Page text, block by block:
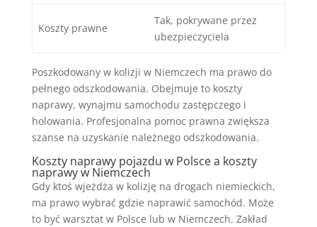
Koszty prawne
Tak, pokrywane przez
ubezpieczyciela
Poszkodowany w kolizji w Niemczech ma prawo do
pełnego odszkodowania. Obejmuje to koszty
naprawy, wynajmu samochodu zastępczego i
holowania. Profesjonalna pomoc prawna zwiększa
szanse na uzyskanie należnego odszkodowania.
Koszty naprawy pojazdu w Polsce a koszty
naprawy w Niemczech
Gdy ktoś wjeżdża w kolizję na drogach niemieckich,
ma prawo wybrać gdzie naprawić samochód. Może
to być warsztat w Polsce lub w Niemczech. Zakład